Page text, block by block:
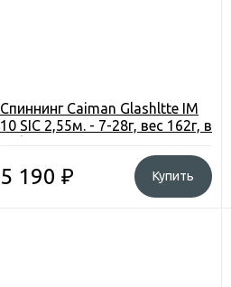
Спиннинг Caiman Glashltte IM
10 SIC 2,55м. - 7-28г, вес 162г, в
5 190 ₽ Купить